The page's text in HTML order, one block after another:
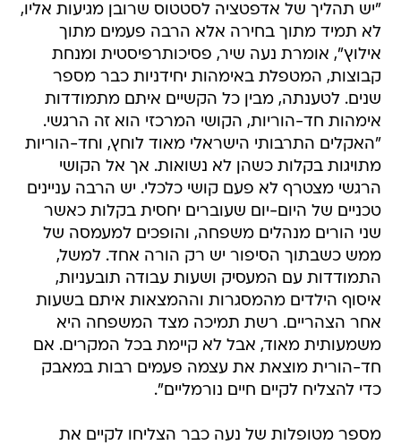
"יש תהליך של אדפטציה לסטטוס שרובן מגיעות אליו,
לא תמיד מתוך בחירה אלא הרבה פעמים מתוך
אילוץ", אומרת נעה שיר, פסיכותרפיסטית ומנחת
קבוצות, המטפלת באימהות יחידניות כבר מספר
שנים. לטענתה, מבין כל הקשיים איתם מתמודדות
אימהות חד-הוריות, הקושי המרכזי הוא זה הרגשי.
"האקלים התרבותי הישראלי מאוד לוחץ, וחד-הוריות
מתויגות בקלות כשהן לא נשואות. אך אל הקושי
הרגשי מצטרף לא פעם קושי כלכלי. יש הרבה עניינים
טכניים של היום-יום שעוברים יחסית בקלות כאשר
שני הורים מנהלים משפחה, והופכים למעמסה של
ממש כשבתוך הסיפור יש רק הורה אחד. למשל,
התמודדות עם המעסיק ושעות עבודה תובעניות,
איסוף הילדים מהמסגרות וההמצאות איתם בשעות
אחר הצהריים. רשת תמיכה מצד המשפחה היא
משמעותית מאוד, אבל לא קיימת בכל המקרים. אם
חד-הורית מוצאת את עצמה פעמים רבות במאבק
כדי להצליח לקיים חיים נורמליים".
מספר מטופלות של נעה כבר הצליחו לקיים את